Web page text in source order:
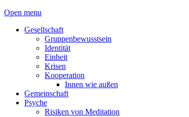
Open menu
Gesellschaft
Gruppenbewusstsein
Identität
Einheit
Krisen
Kooperation
Innen wie außen
Gemeinschaft
Psyche
Risiken von Meditation